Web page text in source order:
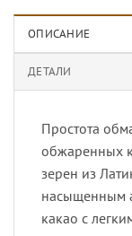
ОПИСАНИЕ
ДЕТАЛИ
Простота
обжаренных
зерен из
насыщенным
какао с